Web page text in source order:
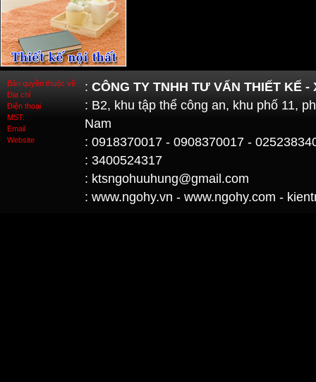
Bản quyền thuộc về
Địa chỉ
Điện thoại
MST:
Email
Website
: CÔNG TY TNHH TƯ VẤN THIẾT KẾ -
: B2, khu tập thể công an, khu phố 11,
Nam
: 0918370017 - 0908370017 -
: 3400524317
: ktsngohuuhung@gmail.com
: www.ngohy.vn - www.ngohy.com -